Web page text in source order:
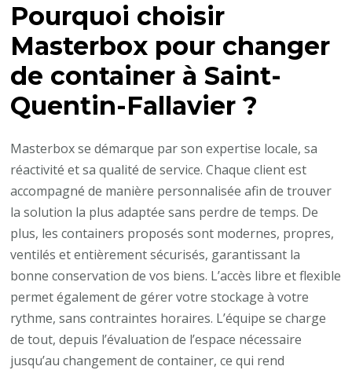
Pourquoi choisir
Masterbox pour changer
de container à Saint-
Quentin-Fallavier ?
Masterbox se démarque par son expertise locale, sa
réactivité et sa qualité de service. Chaque client est
accompagné de manière personnalisée afin de trouver
la solution la plus adaptée sans perdre de temps. De
plus, les containers proposés sont modernes, propres,
ventilés et entièrement sécurisés, garantissant la
bonne conservation de vos biens. L’accès libre et flexible
permet également de gérer votre stockage à votre
rythme, sans contraintes horaires. L’équipe se charge
de tout, depuis l’évaluation de l’espace nécessaire
jusqu’au changement de container, ce qui rend